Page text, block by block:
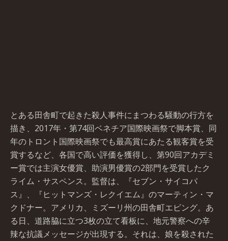
とある田舎町で起きた殺人事件にまつわる騒動の行方を
描き、2017年・第74回ベネチア国際映画祭で脚本賞、同
年のトロント国際映画祭でも最高賞にあたる観客賞を受
賞するなど、各国で高い評価を獲得し、第90回アカデミ
ー賞では主演女優賞、助演男優賞の2部門を受賞したク
ライム・サスペンス。監督は、『セブン・サイコパ
ス』、『ヒットマンズ・レクイエム』のマーティン・マ
クドナー。アメリカ、ミズーリ州の田舎町エビング。あ
る日、道路脇に立つ3枚の立て看板に、地元警察への辛
辣な抗議メッセージが出現する。それは、娘を殺された